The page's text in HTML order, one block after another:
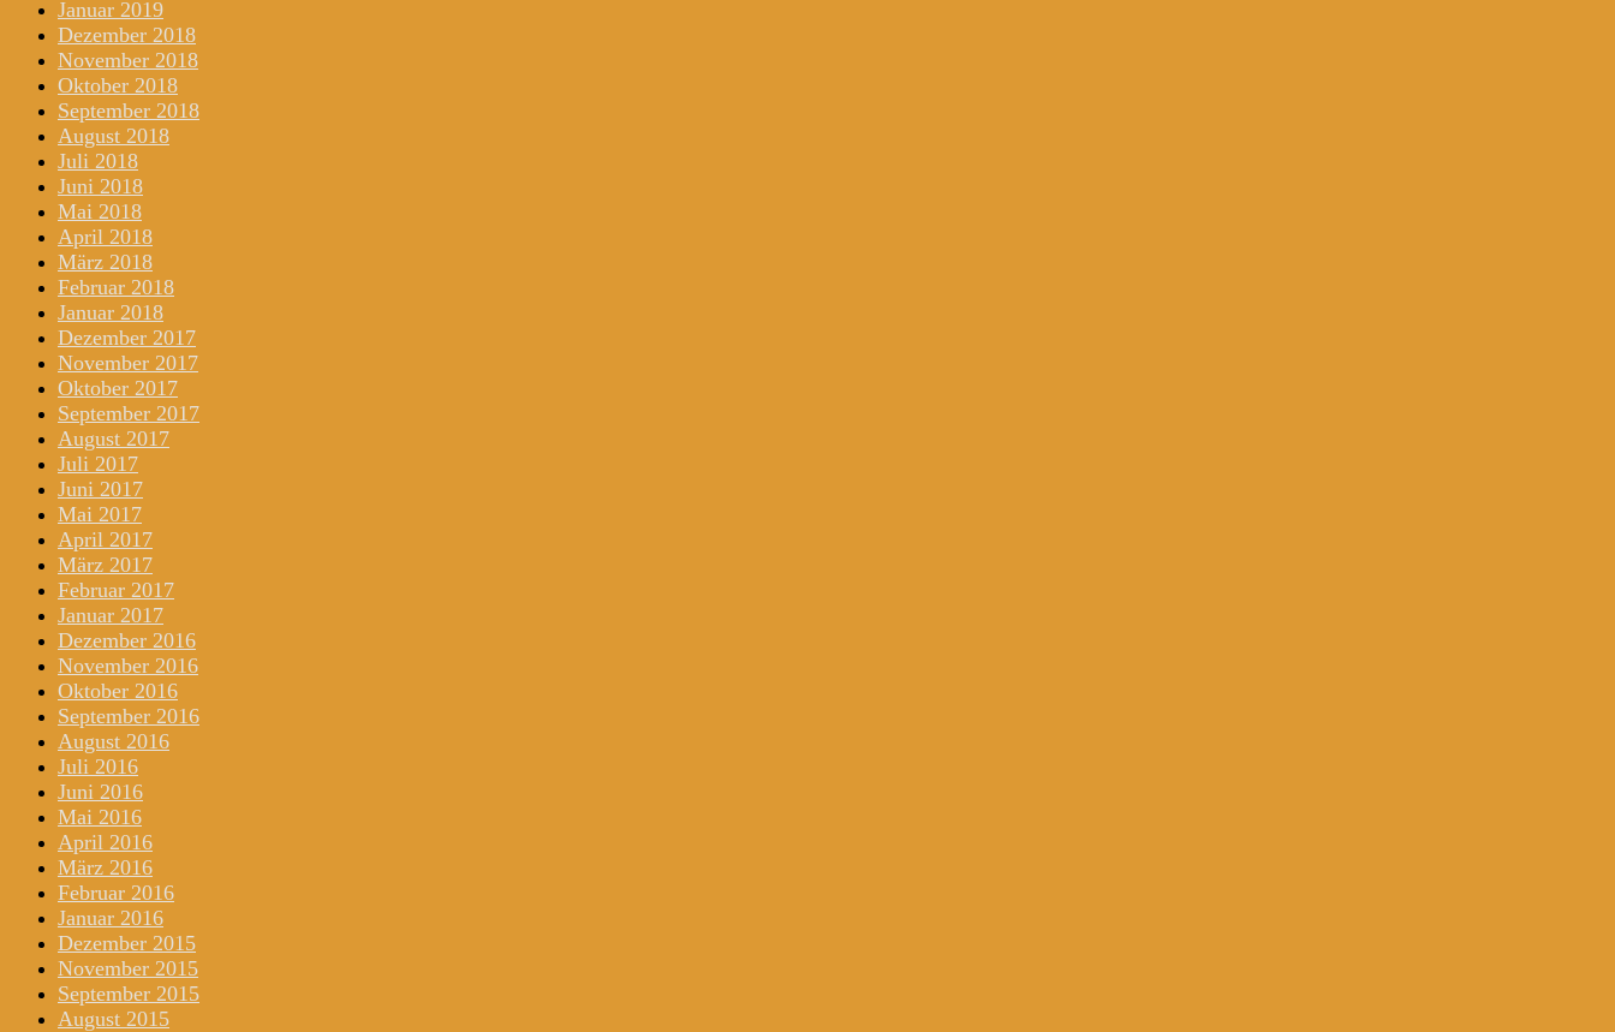
Januar 2019
Dezember 2018
November 2018
Oktober 2018
September 2018
August 2018
Juli 2018
Juni 2018
Mai 2018
April 2018
März 2018
Februar 2018
Januar 2018
Dezember 2017
November 2017
Oktober 2017
September 2017
August 2017
Juli 2017
Juni 2017
Mai 2017
April 2017
März 2017
Februar 2017
Januar 2017
Dezember 2016
November 2016
Oktober 2016
September 2016
August 2016
Juli 2016
Juni 2016
Mai 2016
April 2016
März 2016
Februar 2016
Januar 2016
Dezember 2015
November 2015
September 2015
August 2015